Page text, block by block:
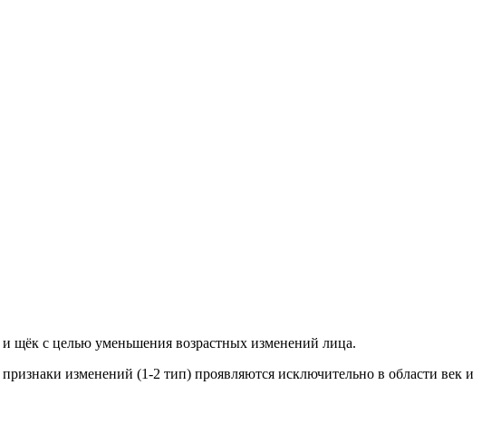
и щёк с целью уменьшения возрастных изменений лица.
изменений (1-2 тип) проявляются исключительно в области век и